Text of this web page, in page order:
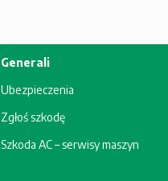
Generali
Ubezpieczenia
Zgłoś szkodę
Szkoda AC – serwisy maszyn